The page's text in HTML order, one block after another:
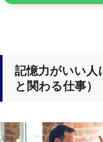
記憶力がいい人
と関わる仕事）